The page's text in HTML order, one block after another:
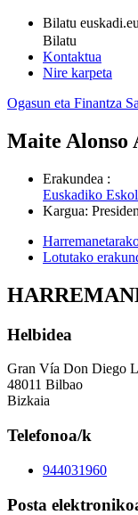
Bilatu
Bilatu
Kontaktua
Nire karpeta
Ogasun eta Finantza
Maite Alonso
Erakundea :
Euskadiko
Kargua:
Lotutako
Helbidea
Gran Vía Don Diego
48011 Bilbao
Bizkaia
Telefonoa/k
944031960
Posta